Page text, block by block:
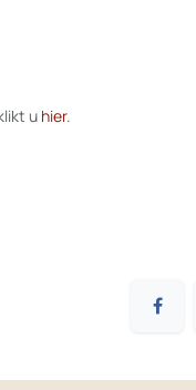
u hier.